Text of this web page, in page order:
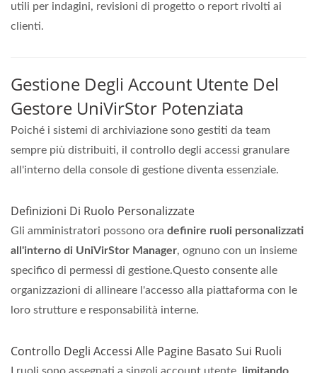
utili per indagini, revisioni di progetto o report rivolti ai
clienti.
Gestione Degli Account Utente Del
Gestore UniVirStor Potenziata
Poiché i sistemi di archiviazione sono gestiti da team
sempre più distribuiti, il controllo degli accessi granulare
all'interno della console di gestione diventa essenziale.
Definizioni Di Ruolo Personalizzate
Gli amministratori possono ora definire ruoli personalizzati
all'interno di UniVirStor Manager, ognuno con un insieme
specifico di permessi di gestione.Questo consente alle
organizzazioni di allineare l'accesso alla piattaforma con le
loro strutture e responsabilità interne.
Controllo Degli Accessi Alle Pagine Basato Sui Ruoli